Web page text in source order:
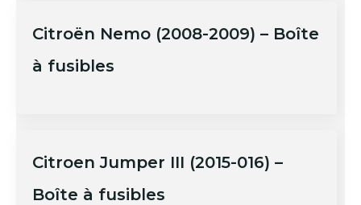
Citroën Nemo (2008-2009) – Boîte
à fusibles
Citroen Jumper III (2015-016) –
Boîte à fusibles